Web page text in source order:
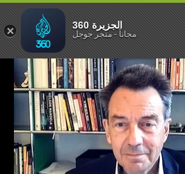
الحرب
الجزيرة 360
مجاناً-متجر جوجل